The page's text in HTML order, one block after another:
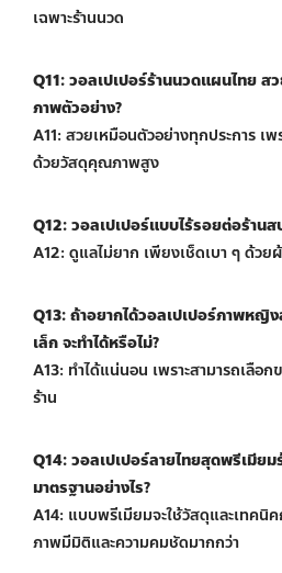
เฉพาะร้านนวด
Q11: วอลเปเปอร์ร้านนวดแผนไทย ส
ภาพตัวอย่าง?
A11: สวยเหมือนตัวอย่างทุกประการ
ด้วยวัสดุคุณภาพสูง
Q12: วอลเปเปอร์แบบไร้รอยต่อร้านส
A12: ดูแลไม่ยาก เพียงเช็ดเบา ๆ ด้ว
Q13: ถ้าอยากได้วอลเปเปอร์ภาพหญิ
เล็ก จะทำได้หรือไม่?
A13: ทำได้แน่นอน เพราะสามารถเลือ
ร้าน
Q14: วอลเปเปอร์ลายไทยสุดพรีเมีย
มาตรฐานอย่างไร?
A14: แบบพรีเมียมจะใช้วัสดุและเทค
ภาพมีมิติและความคมชัดมากกว่า